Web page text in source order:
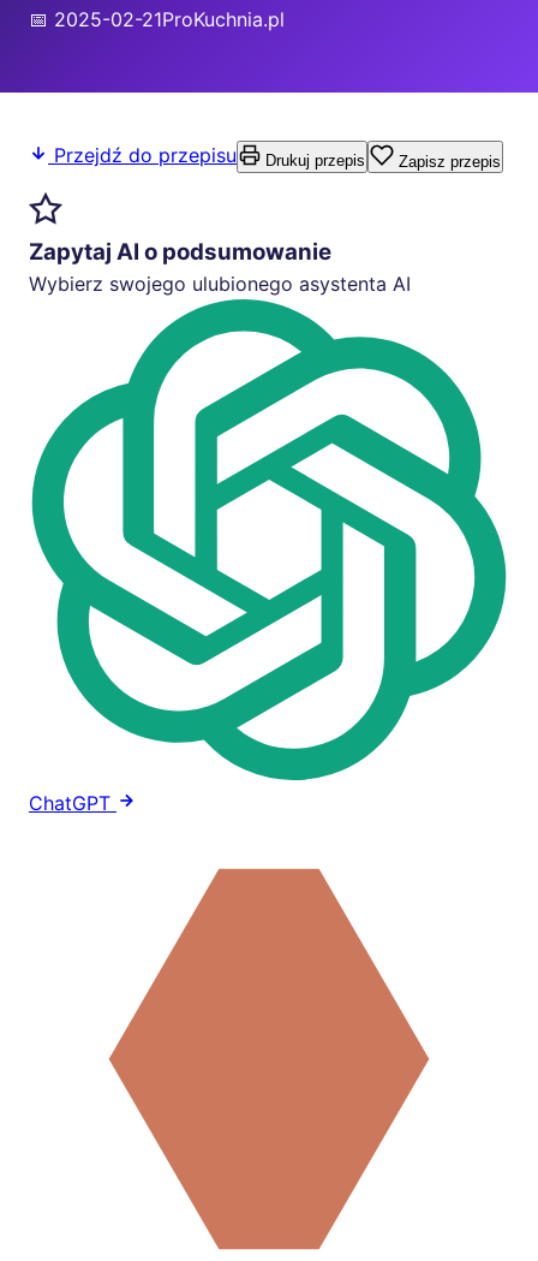
📅 2025-02-21ProKuchnia.pl
Przejdź do przepisu Drukuj przepis Zapisz przepis
Zapytaj AI o podsumowanie
Wybierz swojego ulubionego asystenta AI
ChatGPT